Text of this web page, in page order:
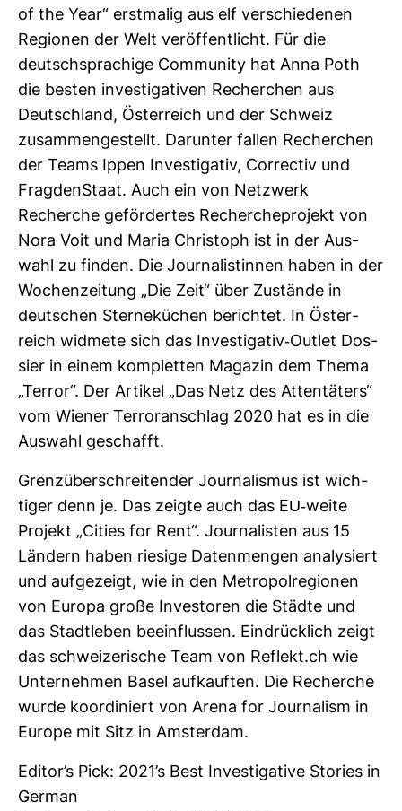
of the Year“ erst­malig aus elf ver­schie­denen
Regionen der Welt ver­öf­fent­licht. Für die
deutsch­spra­chige Com­mu­nity hat Anna Poth
die besten inves­ti­ga­tiven Recher­chen aus
Deutsch­land, Öster­reich und der Schweiz
zusam­men­ge­stellt. Dar­unter fallen Recher­chen
der Teams Ippen Inves­ti­gativ, Cor­rectiv und
Frag­den­Staat. Auch ein von Netz­werk
Recherche geför­dertes Recher­che­pro­jekt von
Nora Voit und Maria Chris­toph ist in der Aus­
wahl zu finden. Die Jour­na­lis­tinnen haben in der
Wochen­zei­tung „Die Zeit“ über Zustände in
deut­schen Ster­ne­kü­chen berichtet. In Öster­
reich wid­mete sich das Inves­ti­gativ-​Outlet Dos­
sier in einem kom­pletten Magazin dem Thema
„Terror“. Der Artikel „Das Netz des Atten­tä­ters“
vom Wiener Ter­ror­an­schlag 2020 hat es in die
Aus­wahl geschafft.
Grenz­über­schrei­tender Jour­na­lismus ist wich­
tiger denn je. Das zeigte auch das EU-​weite
Pro­jekt „Cities for Rent“. Jour­na­listen aus 15
Län­dern haben rie­sige Daten­mengen ana­ly­siert
und auf­ge­zeigt, wie in den Metro­pol­re­gionen
von Europa große Inves­toren die Städte und
das Stadt­leben beein­flussen. Ein­drück­lich zeigt
das schwei­ze­ri­sche Team von Reflekt.ch wie
Unter­nehmen Basel auf­kauften. Die Recherche
wurde koor­di­niert von Arena for Jour­na­lism in
Europe mit Sitz in Ams­terdam.
Editor’s Pick: 2021’s Best Inves­ti­ga­tive Sto­ries in
German